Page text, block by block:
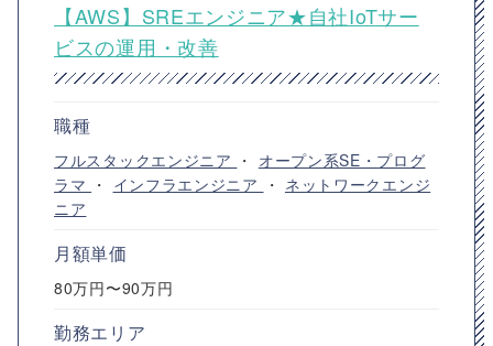
【AWS】SREエンジニア★自社IoTサー
ビスの運用・改善
職種
フルスタックエンジニア ・ オープン系SE・プログ
ラマ ・ インフラエンジニア ・ ネットワークエンジ
ニア
月額単価
80万円〜90万円
勤務エリア